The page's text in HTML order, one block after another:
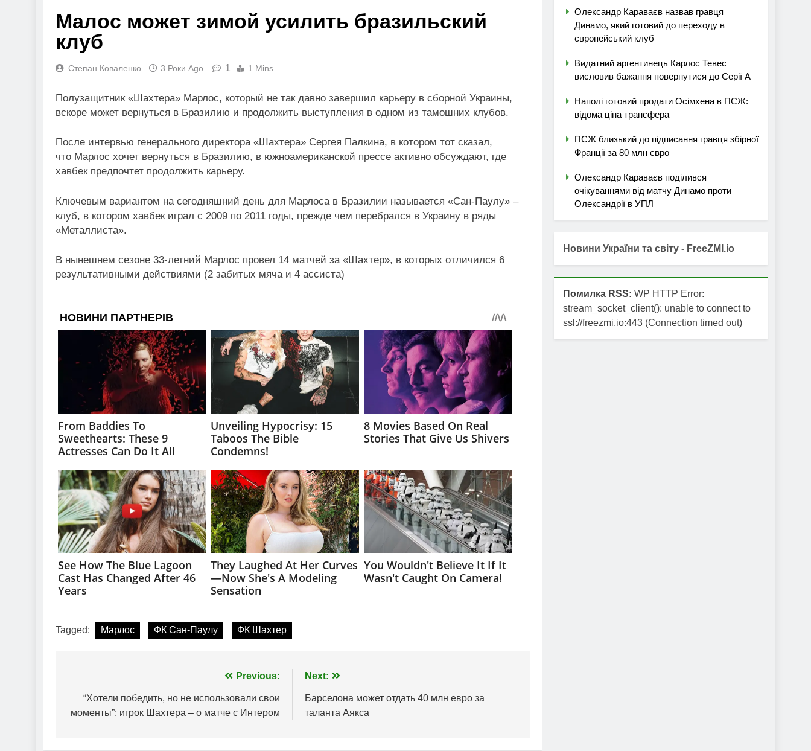
Малос может зимой усилить бразильский
клуб
Степан Коваленко 3 Роки Ago 1 1 Mins
Полузащитник «Шахтера» Марлос, который не так давно завершил карьеру в сборной Украины,
вскоре может вернуться в Бразилию и продолжить выступления в одном из тамошних клубов.
После интервью генерального директора «Шахтера» Сергея Палкина, в котором тот сказал,
что Марлос хочет вернуться в Бразилию, в южноамериканской прессе активно обсуждают, где
хавбек предпочтет продолжить карьеру.
Ключевым вариантом на сегодняшний день для Марлоса в Бразилии называется «Сан-Паулу» –
клуб, в котором хавбек играл с 2009 по 2011 годы, прежде чем перебрался в Украину в ряды
«Металлиста».
В нынешнем сезоне 33-летний Марлос провел 14 матчей за «Шахтер», в которых отличился 6
результативными действиями (2 забитых мяча и 4 ассиста)
Tagged: Марлос ФК Сан-Паулу ФК Шахтер
записів
Previous:
“Хотели победить, но не использовали свои
моменты”: игрок Шахтера – о матче с Интером
Next:
Барселона может отдать 40 млн евро за
таланта Аякса
Олександр Караваєв назвав гравця
Динамо, який готовий до переходу в
європейський клуб
Видатний аргентинець Карлос Тевес
висловив бажання повернутися до Серії А
Наполі готовий продати Осімхена в ПСЖ:
відома ціна трансфера
ПСЖ близький до підписання гравця збірної
Франції за 80 млн євро
Олександр Караваєв поділився
очікуваннями від матчу Динамо проти
Олександрії в УПЛ
Новини України та світу - FreeZMI.io
Помилка RSS: WP HTTP Error:
stream_socket_client(): unable to connect to
ssl://freezmi.io:443 (Connection timed out)